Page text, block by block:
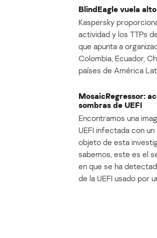
BlindEagle vuela
Kaspersky
actividad y los TTPs
que apunta a
Colombia, Ecuador,
países de América
MosaicRegressor:
sombras de UEFI
Encontramos una
UEFI infectada con
objeto de esta
sabemos, este es el
en que se ha
de la UEFI usado por